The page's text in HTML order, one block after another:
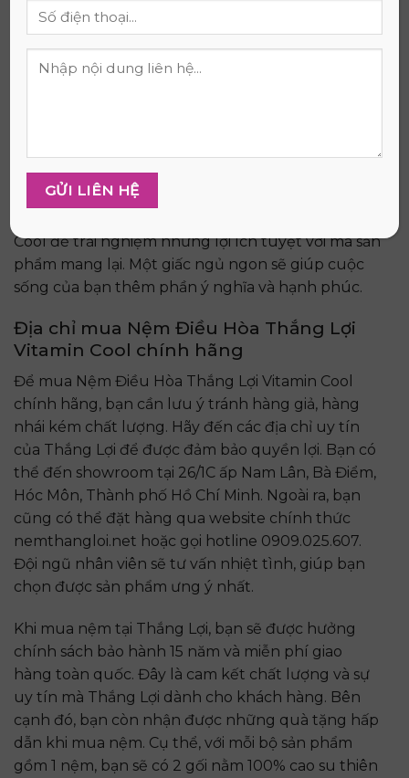
đầy năng lượng cho ngày mới.
Nệm Thắng Lợi Vitamin Cool phù hợp với mọi đối
tượng sử dụng. Dù bạn là người lớn tuổi, trẻ em
hay người hay ra mồ hôi khi ngủ, nệm đều đáp
khỏe tốt hơn, tinh thần thoải mái hơn để tận
hưởng cuộc sống trọn vẹn.
Cool để trải nghiệm những lợi ích tuyệt vời mà sản
phẩm mang lại. Một giấc ngủ ngon sẽ giúp cuộc
sống của bạn thêm phần ý nghĩa và hạnh phúc.
Địa chỉ mua Nệm Điều Hòa Thắng Lợi
Vitamin Cool chính hãng
Để mua Nệm Điều Hòa Thắng Lợi Vitamin Cool
chính hãng, bạn cần lưu ý tránh hàng giả, hàng
nhái kém chất lượng. Hãy đến các địa chỉ uy tín
của Thắng Lợi để được đảm bảo quyền lợi. Bạn có
thể đến showroom tại 26/1C ấp Nam Lân, Bà Điểm,
Hóc Môn, Thành phố Hồ Chí Minh. Ngoài ra, bạn
cũng có thể đặt hàng qua website chính thức
nemthangloi.net hoặc gọi hotline 0909.025.607.
Đội ngũ nhân viên sẽ tư vấn nhiệt tình, giúp bạn
chọn được sản phẩm ưng ý nhất.
Khi mua nệm tại Thắng Lợi, bạn sẽ được hưởng
chính sách bảo hành 15 năm và miễn phí giao
hàng toàn quốc. Đây là cam kết chất lượng và sự
uy tín mà Thắng Lợi dành cho khách hàng. Bên
cạnh đó, bạn còn nhận được những quà tặng hấp
dẫn khi mua nệm. Cụ thể, với mỗi bộ sản phẩm
gồm 1 nệm, bạn sẽ có 2 gối nằm 100% cao su thiên